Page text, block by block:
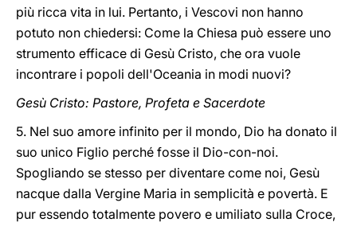
più ricca vita in lui. Pertanto, i Vescovi non hanno
potuto non chiedersi: Come la Chiesa può essere uno
strumento efficace di Gesù Cristo, che ora vuole
incontrare i popoli dell'Oceania in modi nuovi?
Gesù Cristo: Pastore, Profeta e Sacerdote
5. Nel suo amore infinito per il mondo, Dio ha donato il
suo unico Figlio perché fosse il Dio-con-noi.
Spogliando se stesso per diventare come noi, Gesù
nacque dalla Vergine Maria in semplicità e povertà. E
pur essendo totalmente povero e umiliato sulla Croce,